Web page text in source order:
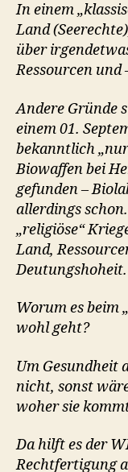
In einem
Land
über
Ressourcen
Andere Gründe
einem 01.
bekanntlich
Biowaffen bei
gefunden –
allerdings
„religiöse“
Land,
Deutungshoheit.
Worum es beim
wohl geht?
Um Gesundheit
nicht, sonst
woher sie
Da hilft es der
Rechtfertigung